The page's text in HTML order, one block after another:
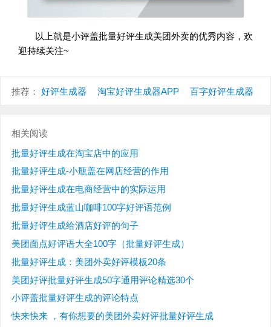
以上就是小评盖批量好评生成美团外卖的优秀内容，欢
迎持续关注~
推荐： 好评生成器 淘宝好评生成器APP 百字好评生成器
相关阅读
批量好评生成在淘宝店中的应用
批量好评生成-小瓶盖在网店经营的作用
批量好评生成在电商经营中的实际运用
批量好评生成蓝山咖啡100字好评语范例
批量好评生成给酒店好评的句子
美团面点好评语大全100字（批量好评生成）
批量好评生成：美团外卖好评模板20条
美团好评批量好评生成50字通用评论精选30个
小评盖批量好评生成的评论特点
快来快来 ，有你想要的美团外卖好评批量好评生成